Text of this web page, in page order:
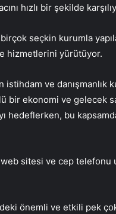
hızlı bir şekilde
seçkin kurumla
hizmetlerini yürütüyor.
istihdam ve
bir ekonomi ve gelecek
hedeflerken, bu
sitesi ve cep telefonu
önemli ve etkili pek